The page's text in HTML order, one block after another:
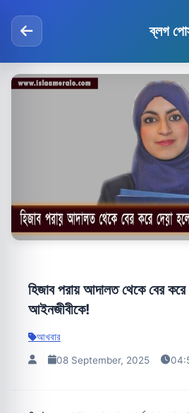
ব্লগ
হিজাব পরায় আদালত থেকে বের করে
আইনজীবীকে!
আখবার
08 September, 2025